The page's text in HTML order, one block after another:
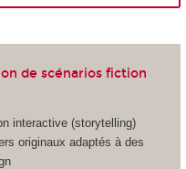
de scénarios fiction
interactive (storytelling)
originaux adaptés à des